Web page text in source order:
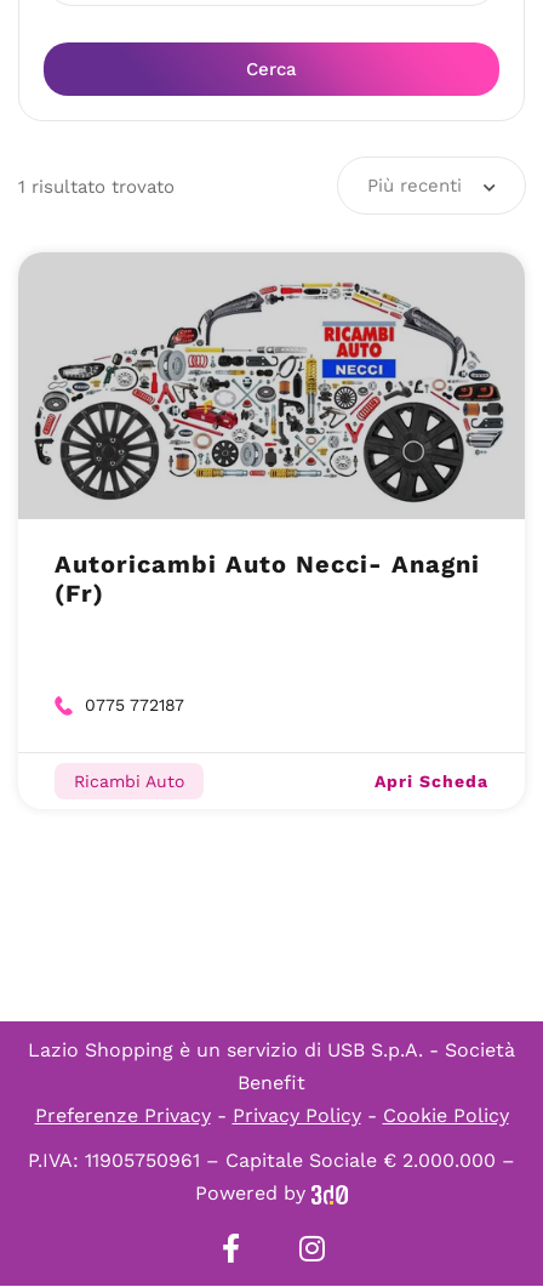
Cerca
1 risultato trovato Più recenti
Autoricambi Auto Necci- Anagni
(Fr)
0775 772187
Ricambi Auto Apri Scheda
Lazio Shopping è un servizio di USB S.p.A. - Società
Benefit
Preferenze Privacy- Privacy Policy- Cookie Policy
P.IVA: 11905750961 – Capitale Sociale € 2.000.000 –
Powered by